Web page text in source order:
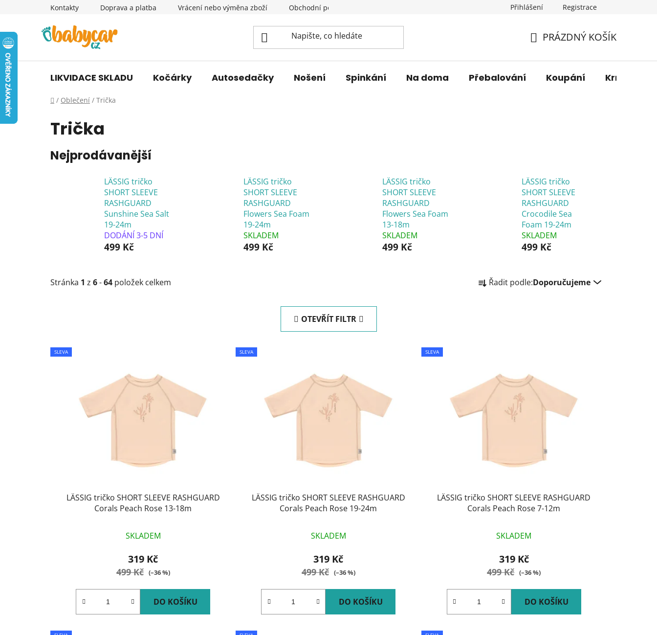
Kontakty Doprava a platba Vrácení nebo výměna zboží Obchodní podmínky Věrnostní sleva O nás
Přihlášení Registrace
KOŠÍK
PRÁZDNÝ KOŠÍK
LIKVIDACE SKLADU Kočárky Autosedačky Nošení Spinkání Na doma Přebalování Koupání Krmení
Domů
/ Oblečení / Trička
Trička
Nejprodávanější
LÄSSIG tričko
SHORT SLEEVE
RASHGUARD
Sunshine Sea Salt
19-24m
DODÁNÍ 3-5 DNÍ
499 Kč
LÄSSIG tričko
SHORT SLEEVE
RASHGUARD
Flowers Sea Foam
19-24m
SKLADEM
499 Kč
LÄSSIG tričko
SHORT SLEEVE
RASHGUARD
Flowers Sea Foam
13-18m
SKLADEM
499 Kč
LÄSSIG tričko
SHORT SLEEVE
RASHGUARD
Crocodile Sea
Foam 19-24m
SKLADEM
499 Kč
Stránka 1 z 6-64 položek celkem a
d
u
k
Řadit podle:Doporučujeme
OTEVŘÍT FILTR
V
ý
SLEVA
LÄSSIG tričko SHORT SLEEVE RASHGUARD
Corals Peach Rose 13-18m
SKLADEM
319 Kč
499 Kč (–36 %)
DO KOŠÍKU
SLEVA
LÄSSIG tričko SHORT SLEEVE RASHGUARD
Corals Peach Rose 19-24m
SKLADEM
319 Kč
499 Kč (–36 %)
DO KOŠÍKU
SLEVA
LÄSSIG tričko SHORT SLEEVE RASHGUARD
Corals Peach Rose 7-12m
SKLADEM
319 Kč
499 Kč (–36 %)
DO KOŠÍKU